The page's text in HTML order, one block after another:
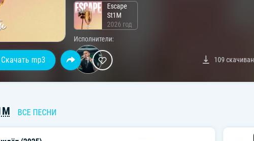
Escape
St1M
2026 год
Исполнители:
Скачать mp3 1 109
ВСЕ ПЕСНИ